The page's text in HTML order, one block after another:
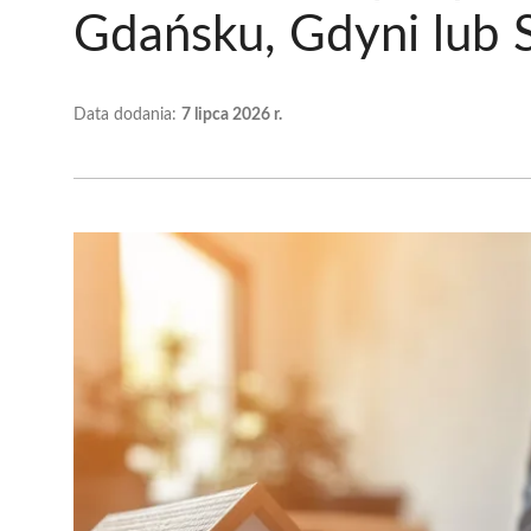
Gdańsku, Gdyni lub
Data dodania: 7 lipca 2026 r.